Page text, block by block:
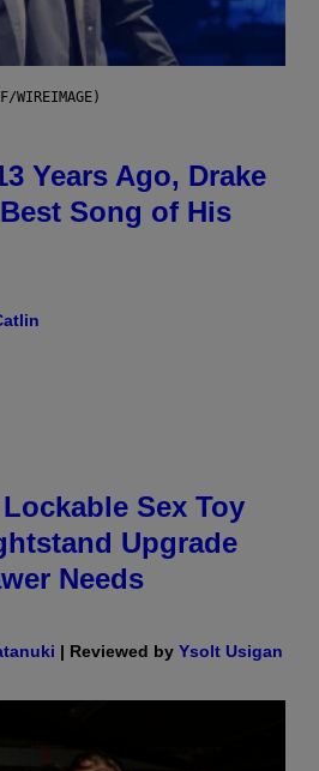
WIREIMAGE)
Years Ago, Drake
Song of His
Sex Toy
Upgrade
Needs
| Reviewed by Ysolt Usigan